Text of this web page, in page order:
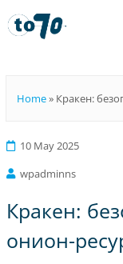
Home» Кракен:
10 May 2025
wpadminns
Кракен:
онион-